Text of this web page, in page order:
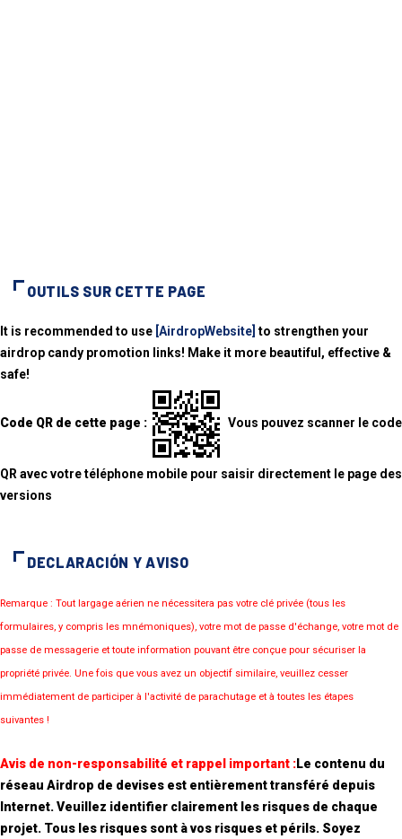
OUTILS SUR CETTE PAGE
It is recommended to use [AirdropWebsite] to strengthen your
airdrop candy promotion links! Make it more beautiful, effective &
safe!
Code QR de cette page : Vous pouvez scanner le code
QR avec votre téléphone mobile pour saisir directement le page des
versions
DECLARACIÓN Y AVISO
Remarque : Tout largage aérien ne nécessitera pas votre clé privée (tous les
formulaires, y compris les mnémoniques), votre mot de passe d'échange, votre mot de
passe de messagerie et toute information pouvant être conçue pour sécuriser la
propriété privée. Une fois que vous avez un objectif similaire, veuillez cesser
immédiatement de participer à l'activité de parachutage et à toutes les étapes
suivantes !
Avis de non-responsabilité et rappel important :Le contenu du
réseau Airdrop de devises est entièrement transféré depuis
Internet. Veuillez identifier clairement les risques de chaque
projet. Tous les risques sont à vos risques et périls. Soyez